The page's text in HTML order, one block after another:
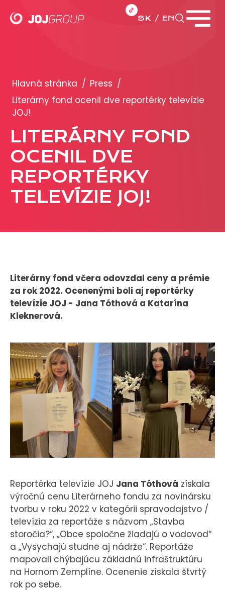
SK EN
Brandy
Produkty
PRODUKCIA
REKLAMA
Viac o reklamných formátoch
Obchodné podmienky
Prezentácia 2026
Tím
Kariéra
Tlačové správy
B2B Rozhovory
VEREJNÉ VYSIELANIE MS 2026
KONTAKT
Hlavná stránka / Press /
Literárny fond ocenil dve reportérky televízie
JOJ!
LITERÁRNY FOND
OCENIL DVE
REPORTÉRKY
TELEVÍZIE JOJ!
Literárny fond včera odovzdal ceny a prémie
za rok 2022. Ocenenými boli aj reportérky
televízie JOJ - Jana Tóthová a Katarína
Kleknerová.
Reportérka televízie JOJ Jana Tóthová získala
výročnú cenu Literárneho fondu za novinársku
tvorbu v roku 2022 v kategórii spravodajstvo /
televízia za reportáže s názvom „Stavba
storočia?“, „Obce spoločne žiadajú o vodovod“
a „Vysychajú studne aj nádrže“. Reportáže
mapovali chýbajúcu základnú infraštruktúru
na Hornom Zemplíne. Ocenenie získala štvrtý
rok po sebe.